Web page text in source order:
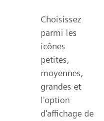
Choisissez
parmi les
icônes
petites,
moyennes,
grandes et
l'option
d'affichage de